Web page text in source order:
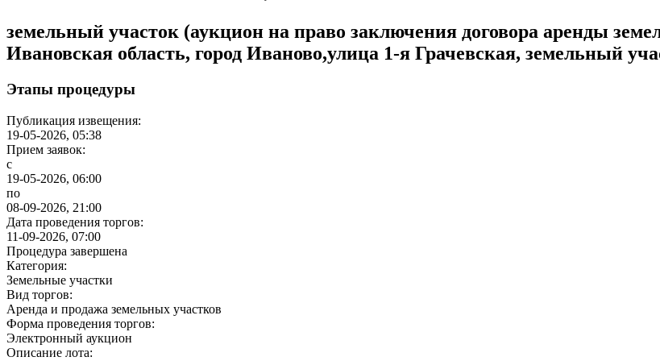
земельный участок (аукцион на право заключения договора аренды
Ивановская область, город Иваново,улица 1-я Грачевская, земельный
Этапы процедуры
Публикация извещения:
19-05-2026, 05:38
Прием заявок:
с
19-05-2026, 06:00
по
08-09-2026, 21:00
Дата проведения торгов:
11-09-2026, 07:00
Процедура завершена
Категория:
Земельные участки
Вид торгов:
Аренда и продажа земельных участков
Форма проведения торгов:
Электронный аукцион
Описание лота: